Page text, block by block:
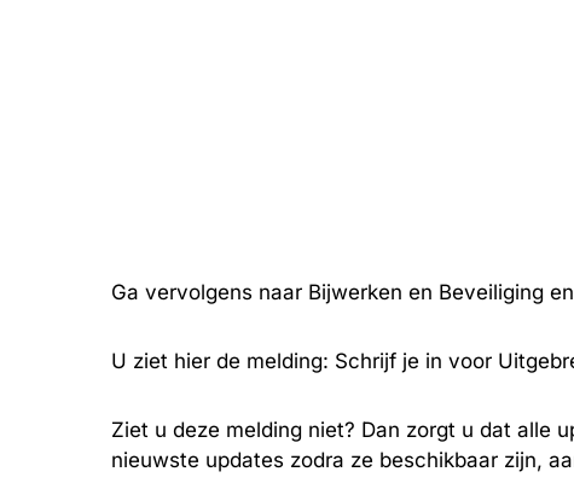
Ga vervolgens naar Bijwerken en Beveiliging
U ziet hier de melding: Schrijf je in voor
Ziet u deze melding niet? Dan zorgt u dat alle
nieuwste updates zodra ze beschikbaar zijn,